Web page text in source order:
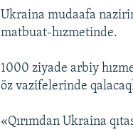
Ukraina mudaafa
matbuat-hızmetinde.
1000 ziyade arbiy
öz vazifelerinde
«Qırımdan Ukraina